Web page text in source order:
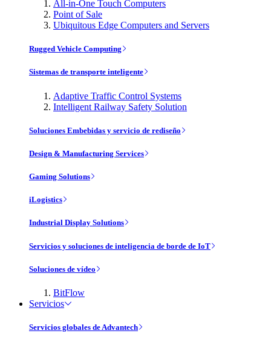
All-in-One Touch Computers
Point of Sale
Ubiquitous Edge Computers and Servers
Rugged Vehicle Computing
Sistemas de transporte inteligente
Adaptive Traffic Control Systems
Intelligent Railway Safety Solution
Soluciones Embebidas y servicio de rediseño
Design & Manufacturing Services
Gaming Solutions
iLogistics
Industrial Display Solutions
Servicios y soluciones de inteligencia de borde de IoT
Soluciones de vídeo
BitFlow
Servicios
Servicios globales de Advantech